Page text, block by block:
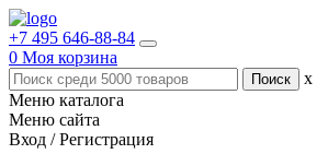
+7 495 646-88-84
0 Моя корзина
x
Меню каталога
Меню сайта
Вход / Регистрация